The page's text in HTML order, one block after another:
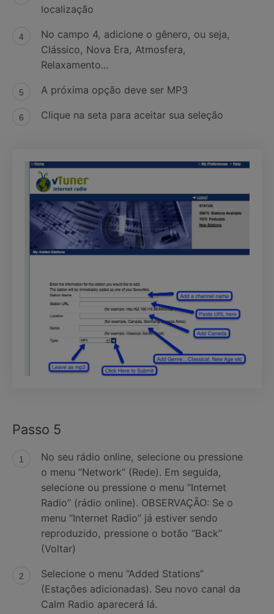
localização
No campo 4, adicione o gênero, ou seja,
Clássico, Nova Era, Atmosfera,
Relaxamento...
A próxima opção deve ser MP3
Clique na seta para aceitar sua seleção
Passo 5
No seu rádio online, selecione ou pressione
o menu “Network” (Rede). Em seguida,
selecione ou pressione o menu “Internet
Radio” (rádio online). OBSERVAÇÃO: Se o
menu “Internet Radio” já estiver sendo
reproduzido, pressione o botão “Back”
(Voltar)
Selecione o menu “Added Stations”
(Estações adicionadas). Seu novo canal da
Calm Radio aparecerá lá.